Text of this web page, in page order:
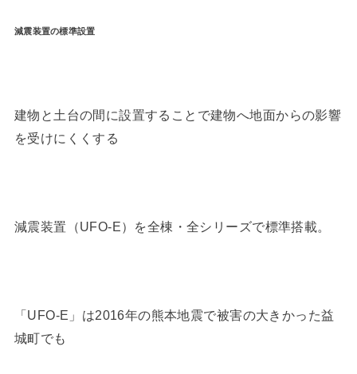
減震装置の標準設置
建物と土台の間に設置することで建物へ地面からの影響
を受けにくくする
減震装置（UFO-E）を全棟・全シリーズで標準搭載。
「UFO-E」は2016年の熊本地震で被害の大きかった益
城町でも